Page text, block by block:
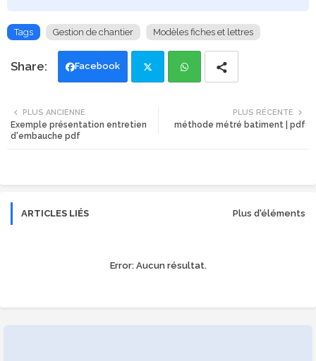
Tags Gestion de chantier Modèles fiches et lettres
Facebook
tte ats
PLUS RÉCENTE
méthode métré batiment | pdf
PLUS ANCIENNE
Exemple présentation entretien
d'embauche pdf
ARTICLES LIÉS Plus d'éléments
Error:Aucun résultat.